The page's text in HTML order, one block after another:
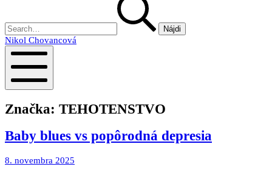
Nikol Chovancová
Mobile
Menu
Značka: TEHOTENSTVO
Baby blues vs popôrodná depresia
8. novembra 2025